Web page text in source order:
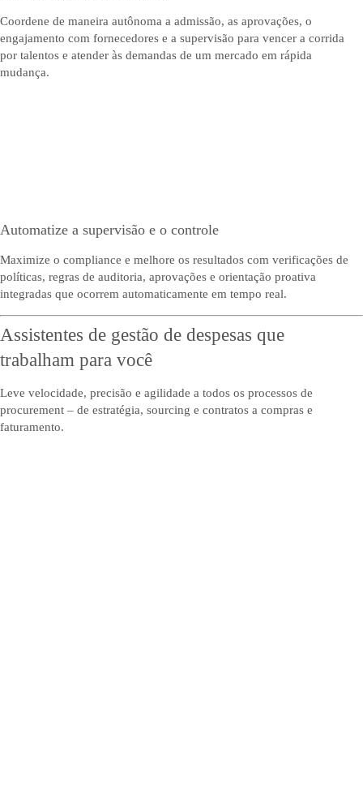
Coordene de maneira autônoma a admissão, as aprovações, o
engajamento com fornecedores e a supervisão para vencer a corrida
por talentos e atender às demandas de um mercado em rápida
mudança.
Automatize a supervisão e o controle
Maximize o compliance e melhore os resultados com verificações de
políticas, regras de auditoria, aprovações e orientação proativa
integradas que ocorrem automaticamente em tempo real.
Assistentes de gestão de despesas que
trabalham para você
Leve velocidade, precisão e agilidade a todos os processos de
procurement – de estratégia, sourcing e contratos a compras e
faturamento.